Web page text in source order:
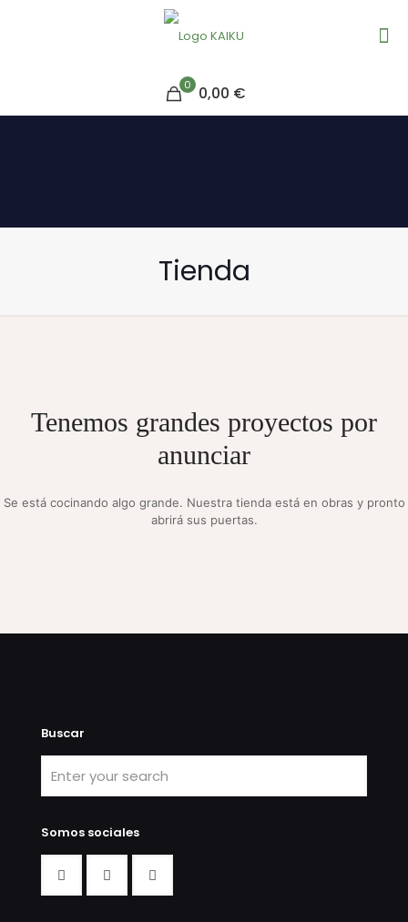
0 0,00 €
Tienda
Tenemos grandes proyectos por
anunciar
Se está cocinando algo grande. Nuestra tienda está en obras y pronto
abrirá sus puertas.
Buscar
Somos sociales